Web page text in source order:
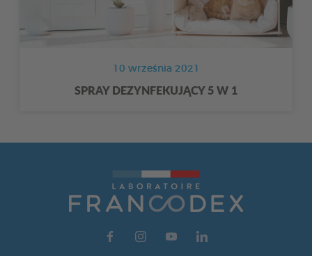
10 września 2021
SPRAY DEZYNFEKUJĄCY 5 W 1